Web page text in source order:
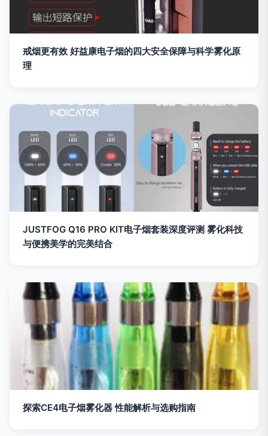
戒烟更有效 好益康电子烟的四大安全保障与科学雾化原
理
JUSTFOG Q16 PRO KIT电子烟套装深度评测 雾化科技
与便携美学的完美结合
探索CE4电子烟雾化器 性能解析与选购指南